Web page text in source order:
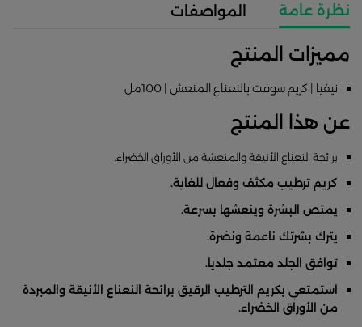
نظرة عامة المواصفات
مميزات المنتج
نيفيا | كريم سوفت بالنعناع المنعش | 100مل
عن هذا المنتج
برائحة النعناع الأنيقة والمنعشة من الأوراق الخضراء.
كريم ترطيب مكثف وفعال للغاية.
يمتص البشرة وينعشها بسرعة.
يترك بشرتك ناعمة ونضرة.
توافق الجلد معتمد جلديا.
استمتعي بكريم الترطيب الرقيق برائحة النعناع الأنيقة والمبردة
من الأوراق الخضراء.